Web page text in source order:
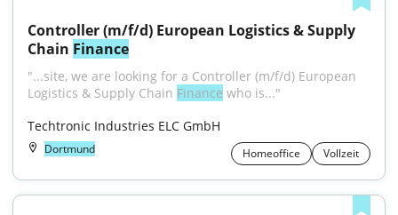
Controller (m/f/d) European Logistics & Supply
Chain Finance
"...site, we are looking for a Controller (m/f/d) European
Logistics & Supply Chain Finance who is..."
Techtronic Industries ELC GmbH
Dortmund Homeoffice Vollzeit